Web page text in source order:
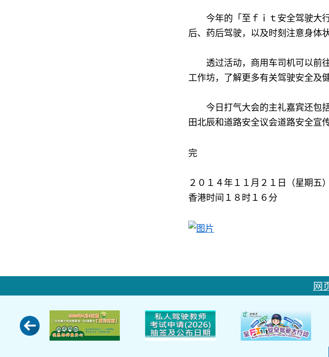
今年的「至ｆｉｔ安全驾驶大行
后、药后驾驶，以及时刻注意身体状
透过活动，商用车司机可以前往
工作坊，了解更多有关驾驶安全及
今日打气大会的主礼嘉宾还包括
田北辰和道路安全议会道路安全宣
完
２０１４年１１月２１日（星期五）
香港时间１８时１６分
网